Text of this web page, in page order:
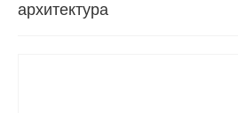
архитектура